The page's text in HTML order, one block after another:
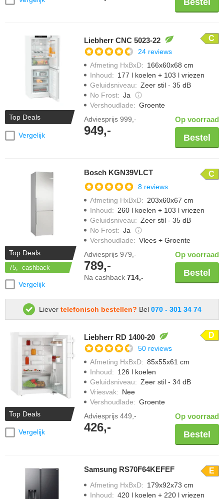
Top Deals
Vergelijk
Liebherr CNC 5023-22 C
24 reviews
Afmeting HxBxD: 166x60x68 cm
Inhoud: 177 l koelen + 103 l vriezen
Geluidsniveau: Zeer stil - 35 dB
No Frost: Ja
Vershoudlade: Groente
Adviesprijs 999,-
949,-
Op voorraad
Bestel
Top Deals
75,- cashback
Vergelijk
Bosch KGN39VLCT C
8 reviews
Afmeting HxBxD: 203x60x67 cm
Inhoud: 260 l koelen + 103 l vriezen
Geluidsniveau: Zeer stil - 35 dB
No Frost: Ja
Vershoudlade: Vlees + Groente
Adviesprijs 979,-
789,-
Na cashback 714,-
Op voorraad
Bestel
Liever telefonisch bestellen? Bel 070 - 301 34 74
Top Deals
Vergelijk
Liebherr RD 1400-20 D
50 reviews
Afmeting HxBxD: 85x55x61 cm
Inhoud: 126 l koelen
Geluidsniveau: Zeer stil - 34 dB
Vriesvak: Nee
Vershoudlade: Groente
Adviesprijs 449,-
426,-
Op voorraad
Bestel
Samsung RS70F64KEFEF E
Afmeting HxBxD: 179x92x73 cm
Inhoud: 420 l koelen + 220 l vriezen